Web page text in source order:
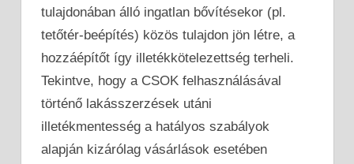
tulajdonában álló ingatlan bővítésekor (pl.
tetőtér-beépítés) közös tulajdon jön létre, a
hozzáépítőt így illetékkötelezettség terheli.
Tekintve, hogy a CSOK felhasználásával
történő lakásszerzések utáni
illetékmentesség a hatályos szabályok
alapján kizárólag vásárlások esetében